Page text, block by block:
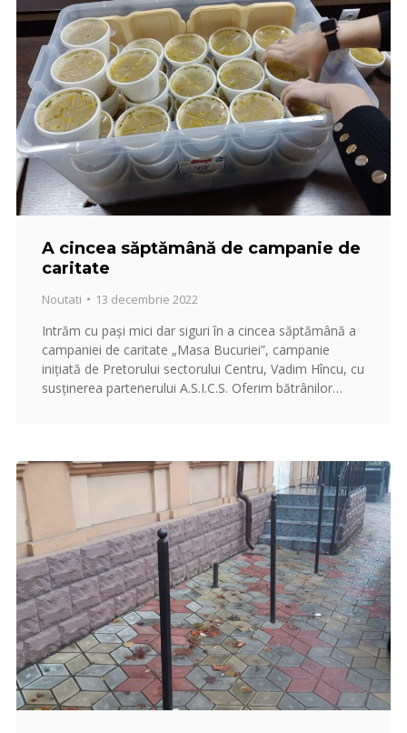
A cincea săptămână de campanie de
caritate
Noutati 13 decembrie 2022
Intrăm cu pași mici dar siguri în a cincea săptămână a
campaniei de caritate „Masa Bucuriei”, campanie
inițiată de Pretorului sectorului Centru, Vadim Hîncu, cu
susținerea partenerului A.S.I.C.S. Oferim bătrânilor…